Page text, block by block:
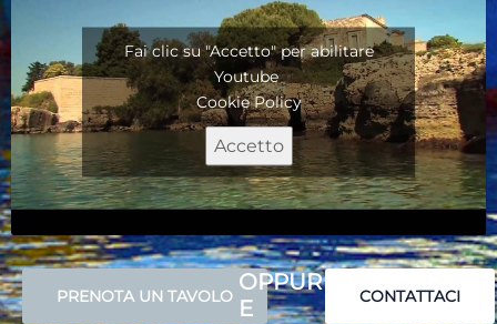
Fai clic su "Accetto" per abilitare
Youtube
Cookie Policy
Accetto
PRENOTA UN TAVOLO
OPPUR
E
CONTATTACI